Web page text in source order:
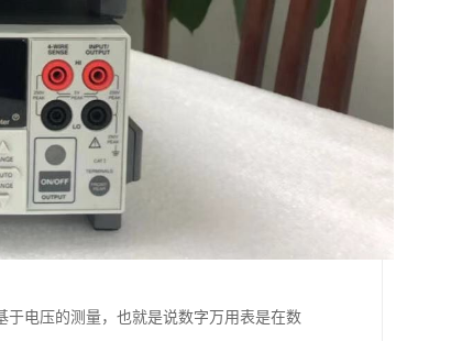
电压的测量，也就是说数字万用表是在数